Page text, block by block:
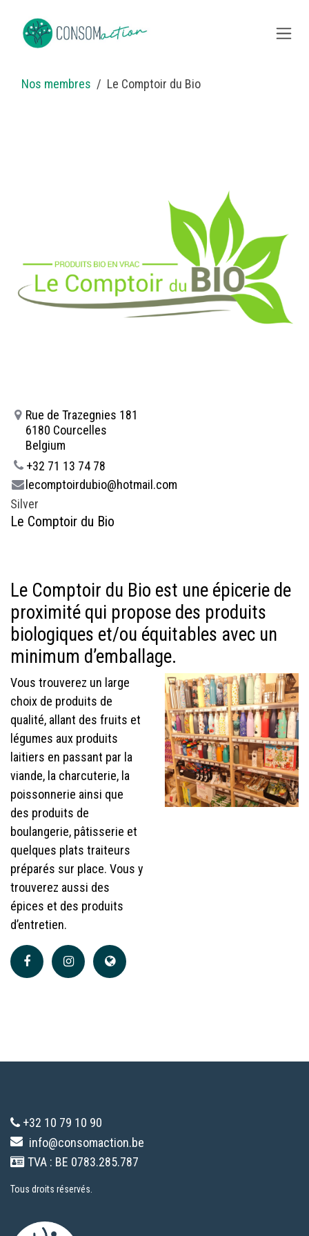
Nos membres Le Comptoir du Bio
Rue de Trazegnies 181
6180 Courcelles
Belgium
+32 71 13 74 78
lecomptoirdubio@hotmail.com
Silver
Le Comptoir du Bio
Le Comptoir du Bio est une épicerie de
proximité qui propose des produits
biologiques et/ou équitables avec un
minimum d’emballage.
Vous trouverez un large
choix de produits de
qualité, allant des fruits et
légumes aux produits
laitiers en passant par la
viande, la charcuterie, la
poissonnerie ainsi que
des produits de
boulangerie, pâtisserie et
quelques plats traiteurs
préparés sur place. Vous y
trouverez aussi des
épices et des produits
d’entretien.
+32 10 79 10 90
info@consomaction.be
TVA : BE 0783.285.787
Tous droits réservés.